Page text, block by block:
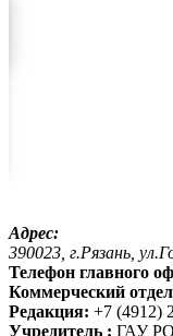
Адрес:
390023, г.Рязань,
Телефон главного
Коммерческий
Редакция: +7 (4912)
Учредитель : ГАУ РО